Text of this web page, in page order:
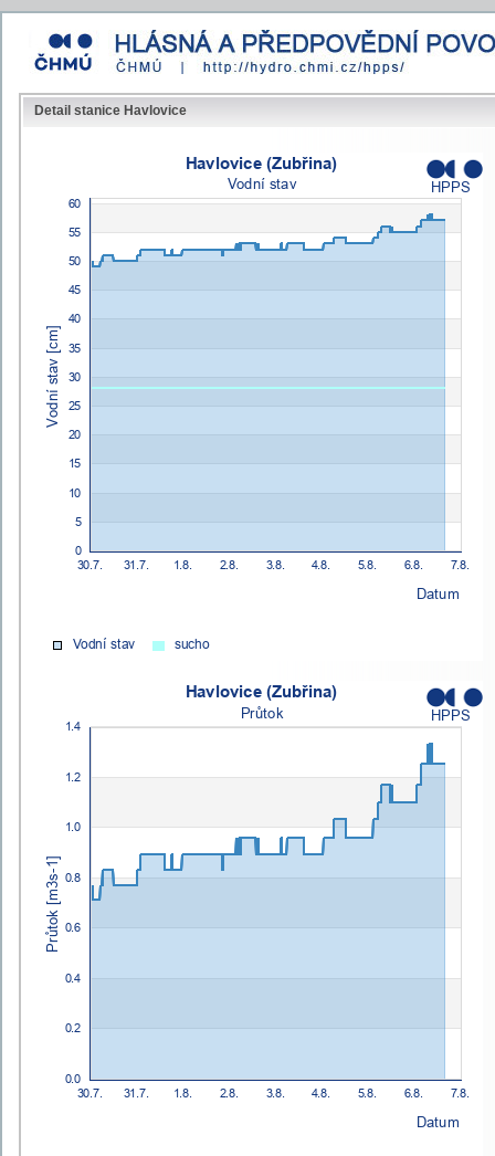
Detail stanice Havlovice